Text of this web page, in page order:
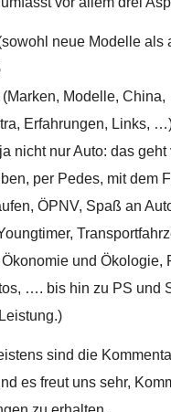
neue Modelle als
(Marken, Modelle,
Erfahrungen, Links,
nicht nur Auto: das geht
per Pedes, mit dem
ÖPNV, Spaß an
und Ökologie,
…. bis hin zu PS und
sind die
es freut uns sehr,